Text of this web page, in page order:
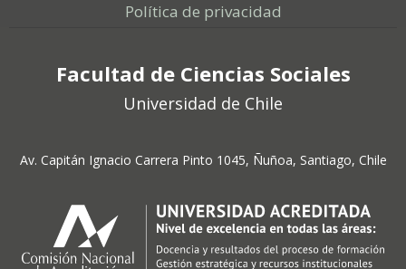
Política de privacidad
Facultad de Ciencias Sociales
Universidad de Chile
Av. Capitán Ignacio Carrera Pinto 1045, Ñuñoa, Santiago, Chile